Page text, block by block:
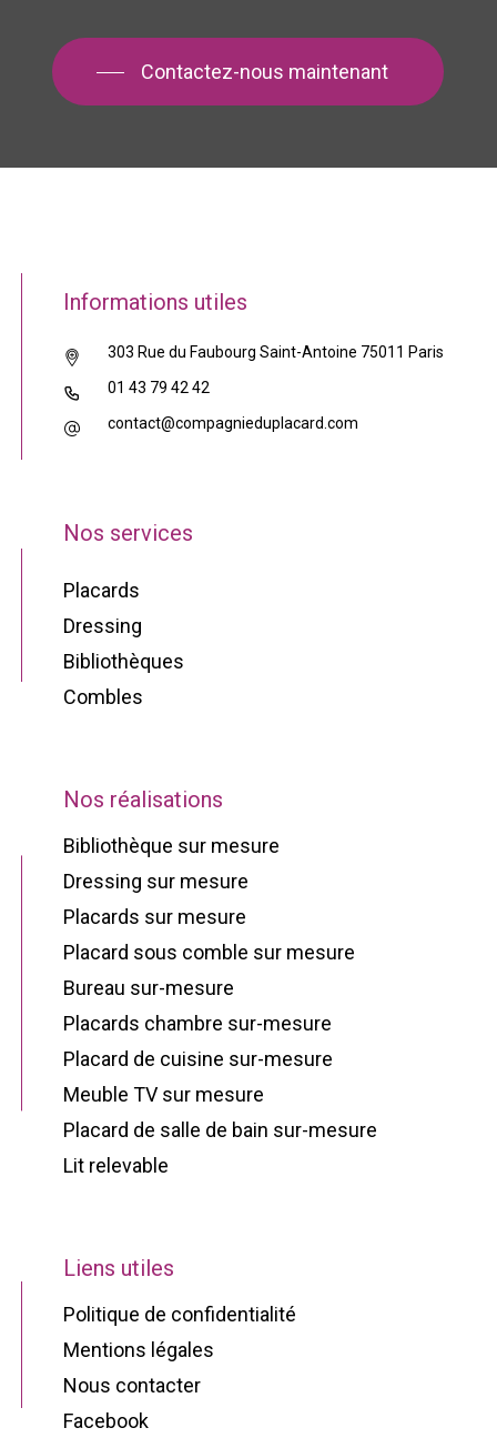
Contactez-nous maintenant
Informations utiles
303 Rue du Faubourg Saint-Antoine 75011 Paris
01 43 79 42 42
contact@compagnieduplacard.com
Nos services
Placards
Dressing
Bibliothèques
Combles
Nos réalisations
Bibliothèque sur mesure
Dressing sur mesure
Placards sur mesure
Placard sous comble sur mesure
Bureau sur-mesure
Placards chambre sur-mesure
Placard de cuisine sur-mesure
Meuble TV sur mesure
Placard de salle de bain sur-mesure
Lit relevable
Liens utiles
Politique de confidentialité
Mentions légales
Nous contacter
Facebook